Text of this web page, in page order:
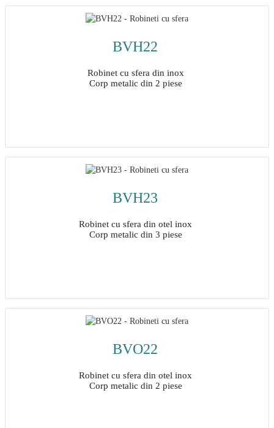
BVH22
Robinet cu sfera din inox
Corp metalic din 2 piese
BVH23
Robinet cu sfera din otel inox
Corp metalic din 3 piese
BVO22
Robinet cu sfera din otel inox
Corp metalic din 2 piese